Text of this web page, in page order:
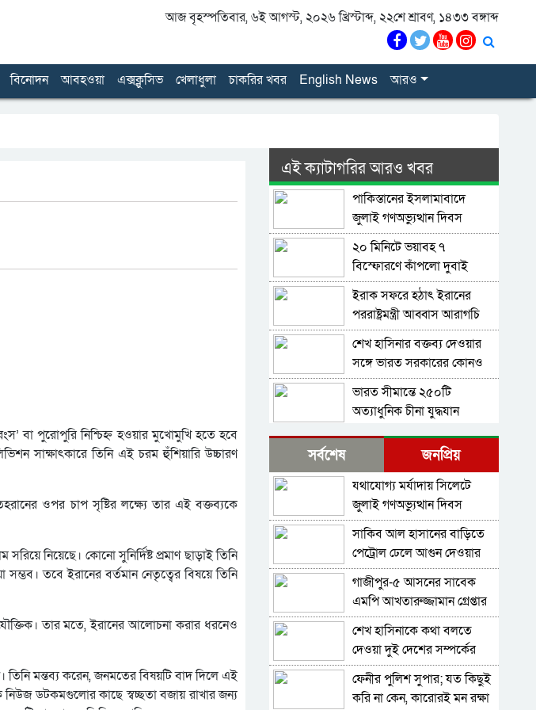
আজ বৃহস্পতিবার, ৬ই আগস্ট, ২০২৬ খ্রিস্টাব্দ, ২২শে শ্রাবণ, ১৪৩৩ বঙ্গাব্দ
বিনোদন আবহওয়া এক্সক্লুসিভ খেলাধুলা চাকরির খবর English News আরও
বা পুরোপুরি নিশ্চিহ্ন হওয়ার মুখোমুখি হতে হবে
সাক্ষাৎকারে তিনি এই চরম হুঁশিয়ারি উচ্চারণ
ওপর চাপ সৃষ্টির লক্ষ্যে তার এই বক্তব্যকে
সরিয়ে নিয়েছে। কোনো সুনির্দিষ্ট প্রমাণ ছাড়াই তিনি
তবে ইরানের বর্তমান নেতৃত্বের বিষয়ে তিনি
তার মতে, ইরানের আলোচনা করার ধরনেও
তিনি মন্তব্য করেন, জনমতের বিষয়টি বাদ দিলে এই
ডটকমগুলোর কাছে স্বচ্ছতা বজায় রাখার জন্য
এই ক্যাটাগরির আরও খবর
পাকিস্তানের ইসলামাবাদে
জুলাই গণঅভ্যুত্থান দিবস
পালিত
২০ মিনিটে ভয়াবহ ৭
বিস্ফোরণে কাঁপলো দুবাই
ইরাক সফরে হঠাৎ ইরানের
পররাষ্ট্রমন্ত্রী আব্বাস আরাগচি
শেখ হাসিনার বক্তব্য দেওয়ার
সঙ্গে ভারত সরকারের কোনও
সম্পর্ক নেই: রণধীর জয়সোয়াল
ভারত সীমান্তে ২৫০টি
অত্যাধুনিক চীনা যুদ্ধযান
শ্রীলঙ্কার কারাগারে আবার দাঙ্গা,
পরিস্থিতিতে নিয়ন্ত্রণে সেনা
মোতায়েন
বাংলাদেশ থেকে আসা হিন্দু-
বৌদ্ধ-খ্রিস্টানরা অনুপ্রবেশকারী
নন: শুভেন্দু
চলতি সপ্তাহে ইরানে ভয়াবহ
হামলার প্রস্তুতি নিচ্ছে যুক্তরাষ্ট্র ও
ইসরায়েল
প্রধানমন্ত্রী নাকি, বিমসটেকের
সভাপতি হিসেবে তারেক
রহমানকে আমন্ত্রণ—প্রশ্ন এড়িয়ে
গেলেন জয়সওয়াল
পাকিস্তানেও উত্থান হতে পারে
ককরোচদের, চাঞ্চল্যকর মন্তব্য
নাকভির
গালিবাফের হুঁশিয়ারি; কেশম
দ্বীপের হামলার ‘মূল্য দিতে হবে’
সর্বশেষ জনপ্রিয়
যথাযোগ্য মর্যাদায় সিলেটে
জুলাই গণঅভ্যুত্থান দিবস
পালিত
সাকিব আল হাসানের বাড়িতে
পেট্রোল ঢেলে আগুন দেওয়ার
চেষ্টা, ভাঙচুর
গাজীপুর-৫ আসনের সাবেক
এমপি আখতারুজ্জামান গ্রেপ্তার
শেখ হাসিনাকে কথা বলতে
দেওয়া দুই দেশের সম্পর্কের
জন্য ক্ষতিকর: পররাষ্ট্র মন্ত্রণালয়
ফেনীর পুলিশ সুপার; যত কিছুই
করি না কেন, কারোরই মন রক্ষা